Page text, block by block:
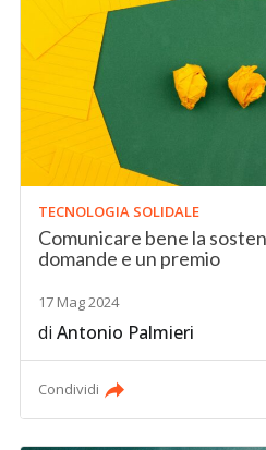
TECNOLOGIA SOLIDALE
Comunicare bene la
domande e un premio
17 Mag 2024
diAntonio Palmieri
Condividi